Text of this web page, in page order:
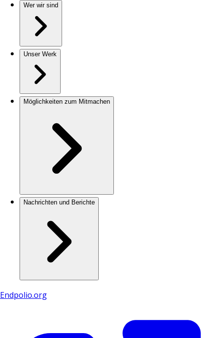
Wer wir sind
Unser Werk
Möglichkeiten zum Mitmachen
Nachrichten und Berichte
Endpolio.org